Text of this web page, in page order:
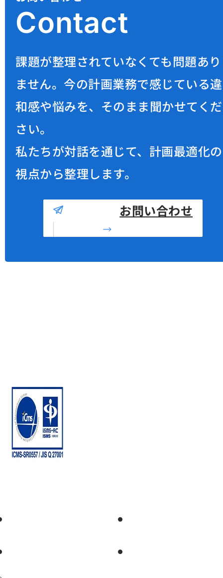
Contact
課題が整理されていなくても問題あり
ません。 今の計画業務で感じている違
和感や悩みを、そのまま聞かせてくだ
さい。
私たちが対話を通じて、計画最適化の
視点から整理します。
お問い合わせ